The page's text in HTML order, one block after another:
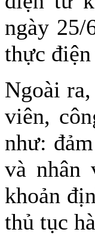
ngày 25/
thực
Ngoài
viên,
như:
và nhân
khoản
thủ tục